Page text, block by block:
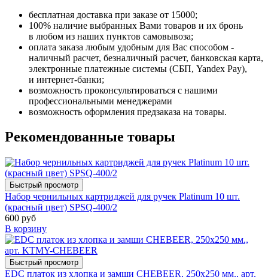
бесплатная доставка при заказе от 15000;
100% наличие выбранных Вами товаров и их бронь
в любом из наших пунктов самовывоза;
оплата заказа любым удобным для Вас способом -
наличный расчет, безналичный расчет, банковская карта,
электронные платежные системы (СБП, Yandex Pay),
и интернет-банки;
возможность проконсультироваться с нашими
профессиональными менеджерами
возможность оформления предзаказа на товары.
Рекомендованные товары
Быстрый просмотр
Набор чернильных картриджей для ручек Platinum 10 шт.
(красный цвет) SPSQ-400/2
600 руб
В корзину
Быстрый просмотр
EDC платок из хлопка и замши CHEBEER, 250х250 мм., арт.